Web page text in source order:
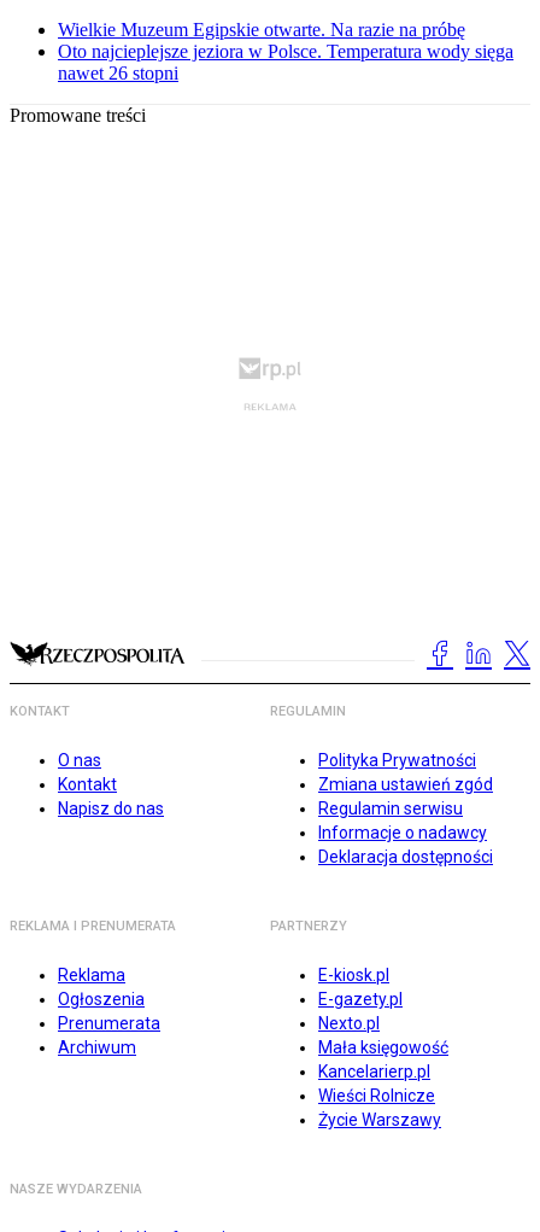
Wielkie Muzeum Egipskie otwarte. Na razie na próbę
Oto najcieplejsze jeziora w Polsce. Temperatura wody sięga
nawet 26 stopni
Promowane treści
KONTAKT
O nas
Kontakt
Napisz do nas
REGULAMIN
Polityka Prywatności
Zmiana ustawień zgód
Regulamin serwisu
Informacje o nadawcy
Deklaracja dostępności
REKLAMA I PRENUMERATA
Reklama
Ogłoszenia
Prenumerata
Archiwum
PARTNERZY
E-kiosk.pl
E-gazety.pl
Nexto.pl
Mała księgowość
Kancelarierp.pl
Wieści Rolnicze
Życie Warszawy
NASZE WYDARZENIA